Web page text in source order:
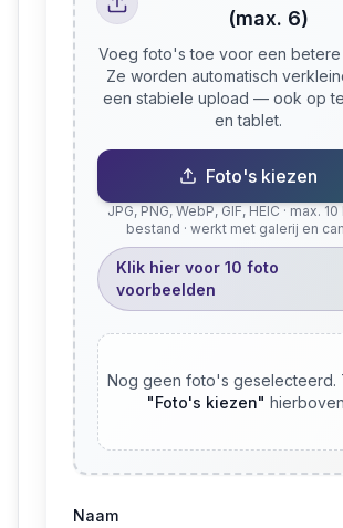
(max. 6)
Voeg foto's toe voor een betere
Ze worden automatisch
een stabiele upload — ook op
en tablet.
Foto's kiezen
JPG, PNG, WebP, GIF, HEIC · max.
bestand · werkt met galerij en
Klik hier voor 10 foto
voorbeelden
Nog geen foto's geselecteerd.
"Foto's kiezen"
Naam